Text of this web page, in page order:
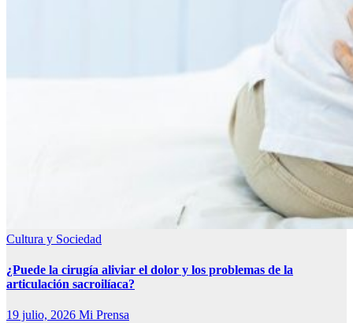
Cultura y Sociedad
¿Puede la cirugía aliviar el dolor y los problemas de la
articulación sacroilíaca?
19 julio, 2026 Mi Prensa